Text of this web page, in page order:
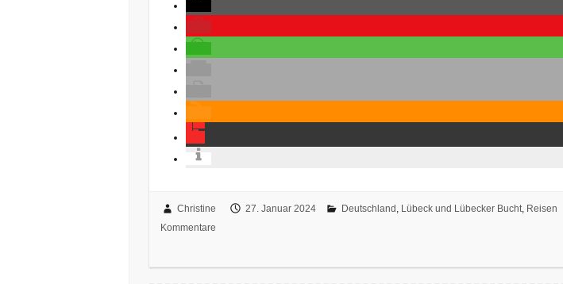
Christine 27. Januar 2024 Deutschland , Lübeck und Lübecker Bucht, Reisen
Kommentare